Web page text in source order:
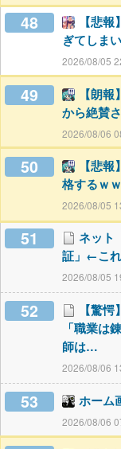
48
【悲
ぎてしま
2026/08/05
49
【朗
から絶賛
2026/08/06
50
【悲
格するｗ
2026/08/05
51
ネット
証」←これ
2026/08/05
52
【驚
「職業
師は…
2026/08/06
53 ホーム
2026/08/06